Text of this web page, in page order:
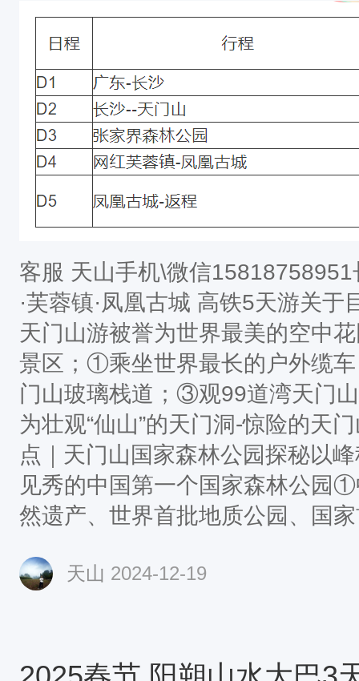
达后我部
客服 天山手机\微信
·芙蓉镇·凤凰古城 高铁5天游关于
天门山游被誉为世界最美的空中
景区；①乘坐世界最长的户外缆
门山玻璃栈道；③观99道湾天门
为壮观“仙山”的天门洞-惊险的天
点｜天门山国家森林公园探秘以
见秀的中国第一个国家森林公园
然遗产、世界首批地质公园、国
势壮观。③国家首批5A景区，电
在瀑布上的千年古镇”①拥有两千
天山 2024-12-19